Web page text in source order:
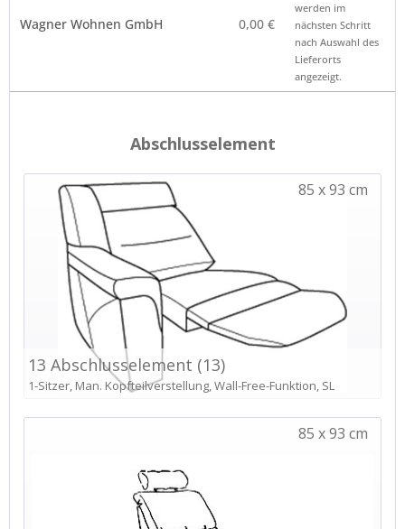
Wagner Wohnen GmbH 0,00 €
werden im
nächsten Schritt
nach Auswahl des
Lieferorts
angezeigt.